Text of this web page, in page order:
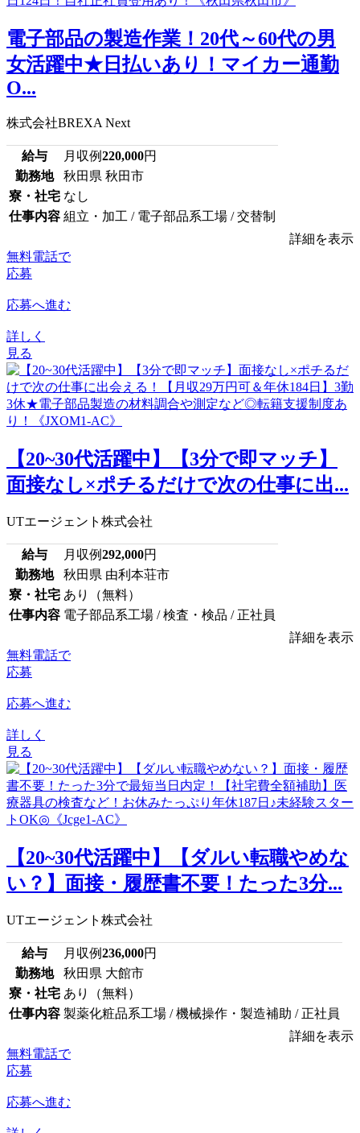
電子部品の製造作業！20代～60代の男
女活躍中★日払いあり！マイカー通勤
O...
株式会社BREXA Next
給与 月収例220,000円
勤務地
秋田県 秋田市
寮・社宅 なし
仕事内容 組立・加工 / 電子部品系工場 / 交替制
詳細を表示
無料電話で
応募
応募へ進む
詳しく
見る
【20~30代活躍中】【3分で即マッチ】
面接なし×ポチるだけで次の仕事に出...
UTエージェント株式会社
給与 月収例292,000円
勤務地
秋田県 由利本荘市
寮・社宅 あり（無料）
仕事内容 電子部品系工場 / 検査・検品 / 正社員
詳細を表示
無料電話で
応募
応募へ進む
詳しく
見る
【20~30代活躍中】【ダルい転職やめな
い？】面接・履歴書不要！たった3分...
UTエージェント株式会社
給与 月収例236,000円
勤務地
秋田県 大館市
寮・社宅 あり（無料）
仕事内容 製薬化粧品系工場 / 機械操作・製造補助 / 正社員
詳細を表示
無料電話で
応募
応募へ進む